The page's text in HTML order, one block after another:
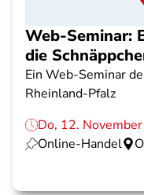
Web-Seminar:
die
Ein Web-Seminar
Rheinland-Pfalz
Do, 12.
Online-Handel